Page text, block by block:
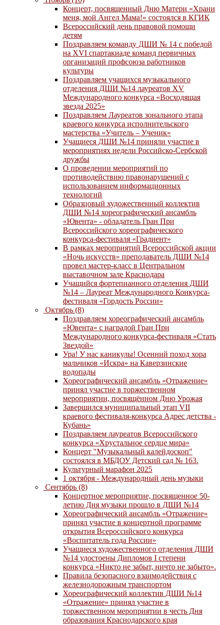
Концерт, посвященный Дню Матери «Храни
меня, мой Ангел Мама!» состоялся в КГИК
Всероссийский день правовой помощи
детям
Поздравляем команду ДШИ № 14 с победой
на XVI спартакиаде команд первичных
организаций профсоюза работников
культуры
Поздравляем учащихся музыкального
отделения ДШИ №14 лауреатов XV
Международного конкурса «Восходящая
звезда 2025»
Поздравляем Лауреатов зонального этапа
краевого конкурса исполнительского
мастерства «Учитель – Ученик»
Учащиеся ДШИ №14 приняли участие в
мероприятиях недели Российско-Сербской
дружбы
О проведении мероприятий по
противодействию правонарушений с
использованием информационных
технологий
Образцовый художественный коллектив
ДШИ №14 хореографический ансамбль
«Ювента» - обладатель Гран При
Всероссийского хореографического
конкурса-фестиваля «Градиент»
В рамках мероприятий Всероссийской акции
«Ночь искусств» преподаватель ДШИ №14
провел мастер-класс в Центральном
выставочном зале Краснодара
Учащийся фортепианного отделения ДШИ
№14 – Лауреат Международного Конкурса-
фестиваля «Гордость России»
Октябрь (8)
Поздравляем хореографический ансамбль
«Ювента» с наградой Гран При
Международного конкурса-фестиваля «Стать
Звездой»
Ура! У нас каникулы! Осенний поход хора
мальчиков «Искра» на Каверзинские
водопады
Хореографический ансамбль «Отражение»
принял участие в торжественном
мероприятии, посвящённом Дню Урожая
Завершился муниципальный этап VII
краевого фестиваля-конкурса Адрес детства -
Кубань»
Поздравляем лауреатов Всероссийского
конкурса «Хрустальное сердце мира»
Концерт "Музыкальный калейдоскоп"
состоялся в МБДОУ Детский сад № 163.
Культурный марафон 2025
1 октября - Международный день музыки
Сентябрь (8)
Концертное мероприятие, посвященное 50-
летию Дня музыки прошло в ДШИ №14
Хореографический ансамбль «Отражение»
принял участие в концертной программе
открытия Всероссийского конкурса
«Воспитатель года России»
Учащиеся художественного отделения ДШИ
№14 удостоены Дипломов I степени
конкурса «Никто не забыт, ничто не забыто».
Правила безопасного взаимодействия с
железнодорожным транспортом
Хореографический коллектив ДШИ №14
«Отражение» принял участие в
торжественном мероприятии в честь Дня
образования Краснодарского края